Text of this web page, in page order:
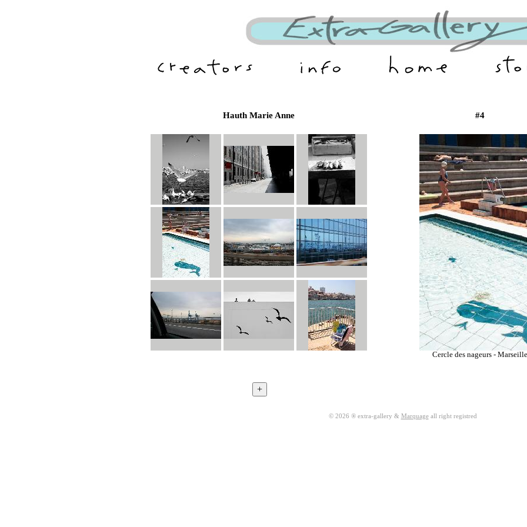
Hauth Marie Anne #4
Cercle des nageurs - Marseille
© 2026 ® extra-gallery & Marquageall right registred